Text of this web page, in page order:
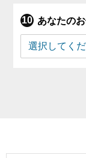
あなたの